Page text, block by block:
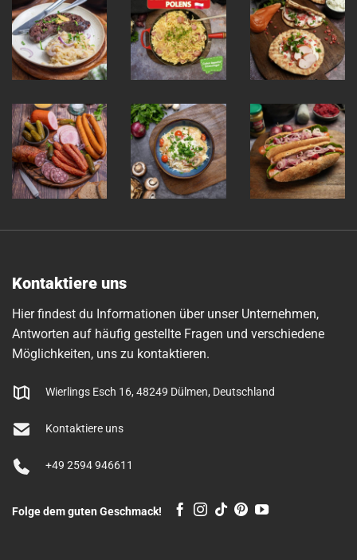
Kontaktiere uns
Hier findest du Informationen über unser Unternehmen,
Antworten auf häufig gestellte Fragen und verschiedene
Möglichkeiten, uns zu kontaktieren.
Wierlings Esch 16, 48249 Dülmen, Deutschland
Kontaktiere uns
+49 2594 946611
Folge dem guten Geschmack!